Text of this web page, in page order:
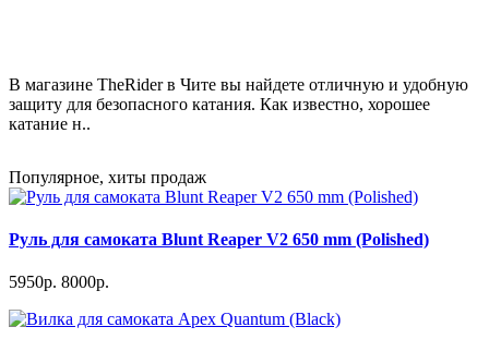
В магазине TheRider в Чите вы найдете отличную и удобную
защиту для безопасного катания. Как известно, хорошее
катание н..
Популярное, хиты продаж
Руль для самоката Blunt Reaper V2 650 mm (Polished)
5950р. 8000р.